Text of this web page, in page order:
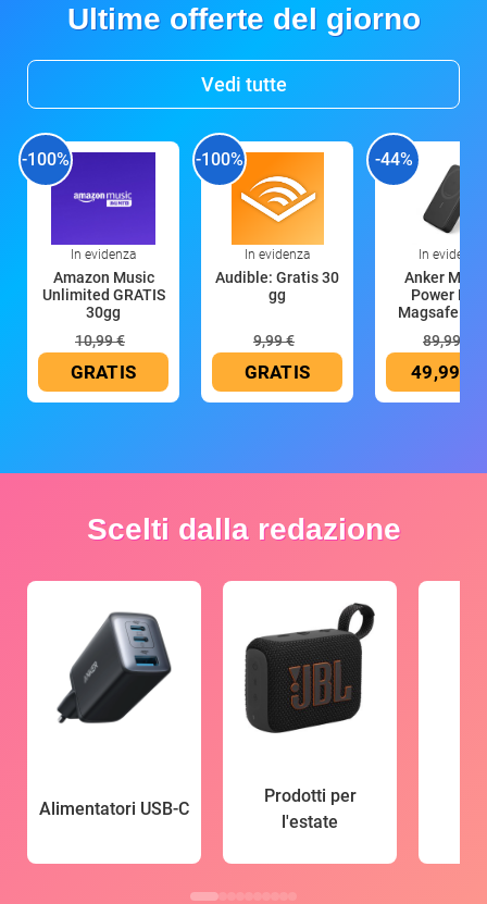
Ultime offerte del giorno
Vedi tutte
-100%
In evidenza
Amazon Music
Unlimited GRATIS
30gg
10,99 €
GRATIS
-100%
In evidenza
Audible: Gratis 30
gg
9,99 €
GRATIS
-44%
In evidenza
Anker
Power
Magsafe
89,99 €
49,99 €
Scelti dalla redazione
Alimentatori USB-C
Prodotti per
l'estate